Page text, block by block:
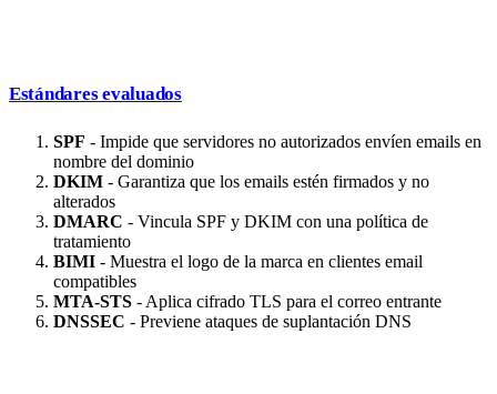
Estándares evaluados
SPF - Impide que servidores no autorizados envíen emails en
nombre del dominio
DKIM - Garantiza que los emails estén firmados y no
alterados
DMARC - Vincula SPF y DKIM con una política de
tratamiento
BIMI - Muestra el logo de la marca en clientes email
compatibles
MTA-STS - Aplica cifrado TLS para el correo entrante
DNSSEC - Previene ataques de suplantación DNS